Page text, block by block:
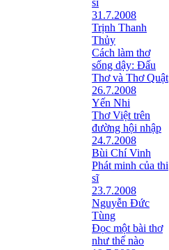
sĩ
31.7.2008
Trịnh Thanh
Thủy
Cách làm thơ
sống dậy: Đấu
Thơ và Thơ Quật
26.7.2008
Yến Nhi
Thơ Việt trên
đường hội nhập
24.7.2008
Bùi Chí Vinh
Phát minh của thi
sĩ
23.7.2008
Nguyễn Đức
Tùng
Ðọc một bài thơ
như thế nào